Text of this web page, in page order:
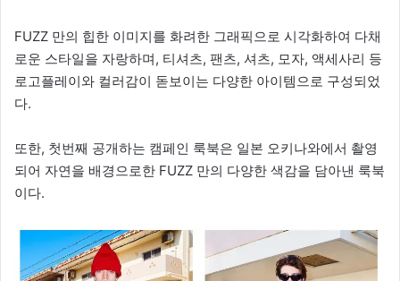
FUZZ 만의 힙한 이미지를 화려한 그래픽으로 시각화하여 다채
로운 스타일을 자랑하며, 티셔츠, 팬츠, 셔츠, 모자, 액세사리 등
로고플레이와 컬러감이 돋보이는 다양한 아이템으로 구성되었
다.
또한, 첫번째 공개하는 캠페인 룩북은 일본 오키나와에서 촬영
되어 자연을 배경으로한 FUZZ 만의 다양한 색감을 담아낸 룩북
이다.